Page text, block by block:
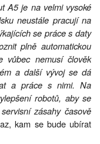
A5 je na velmi vysoké
neustále pracují na
se práce s daty
plně automatickou
nemusí člověk
a další vývoj se dá
a práce s nimi. Na
robotů, aby se
zásahy časově
kam se bude ubírat